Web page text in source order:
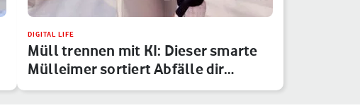
DIGITAL LIFE
Müll trennen mit KI: Dieser smarte
Mülleimer sortiert Abfälle dir…